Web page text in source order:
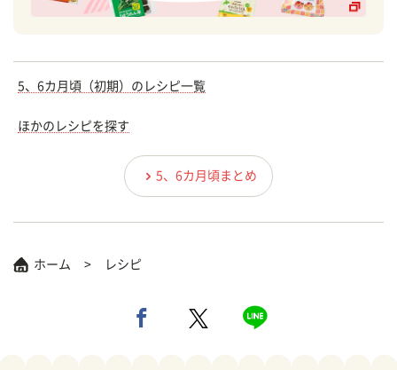
5、6カ月頃（初期）のレシピ一覧
ほかのレシピを探す
5、6カ月頃まとめ
ホーム レシピ